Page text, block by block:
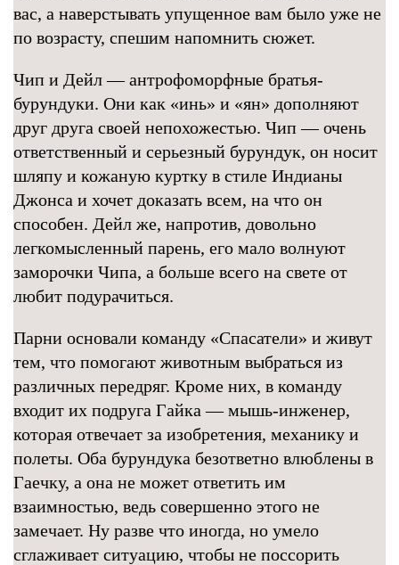
вас, а наверстывать упущенное вам было уже не
по возрасту, спешим напомнить сюжет.
Чип и Дейл — антрофоморфные братья-
бурундуки. Они как «инь» и «ян» дополняют
друг друга своей непохожестью. Чип — очень
ответственный и серьезный бурундук, он носит
шляпу и кожаную куртку в стиле Индианы
Джонса и хочет доказать всем, на что он
способен. Дейл же, напротив, довольно
легкомысленный парень, его мало волнуют
заморочки Чипа, а больше всего на свете от
любит подурачиться.
Парни основали команду «Спасатели» и живут
тем, что помогают животным выбраться из
различных передряг. Кроме них, в команду
входит их подруга Гайка — мышь-инженер,
которая отвечает за изобретения, механику и
полеты. Оба бурундука безответно влюблены в
Гаечку, а она не может ответить им
взаимностью, ведь совершенно этого не
замечает. Ну разве что иногда, но умело
сглаживает ситуацию, чтобы не поссорить